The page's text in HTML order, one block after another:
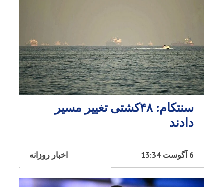
سنتکام: ۴۸کشتی تغییر مسیر
دادند
اخبار روزانه 6 آگوست 13:34